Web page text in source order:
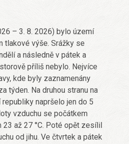
– 3. 8. 2026) bylo území
tlakové výše. Srážky se
a následně v pátek a
příliš nebylo. Nejvíce
kde byly zaznamenány
týden. Na druhou stranu na
napršelo jen do 5
vzduchu se počátkem
až 27 °C. Poté opět zesílil
od jihu. Ve čtvrtek a pátek